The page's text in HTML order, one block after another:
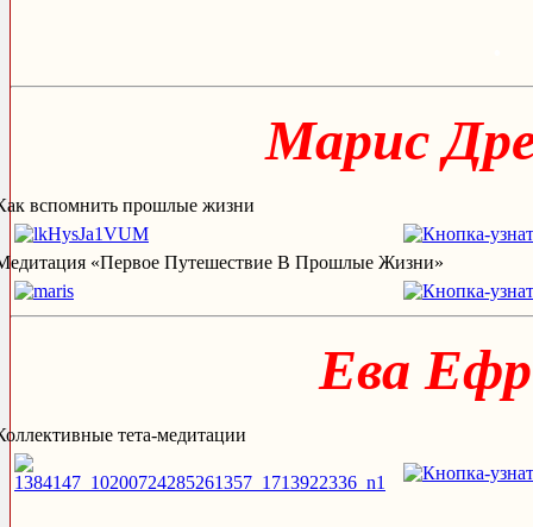
Марис
вспомнить прошлые жизни
«Первое Путешествие В Прошлые Жизни»
Ева
тета-медитации